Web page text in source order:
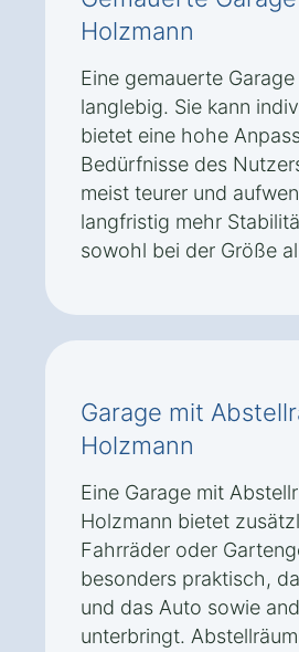
Holzmann
Eine gemauerte
langlebig. Sie kann
bietet eine hohe
Bedürfnisse des
meist teurer und
langfristig mehr
sowohl bei der Größe
Garage mit
Holzmann
Eine Garage mit
Holzmann bietet
Fahrräder oder
besonders praktisch,
und das Auto sowie
unterbringt.